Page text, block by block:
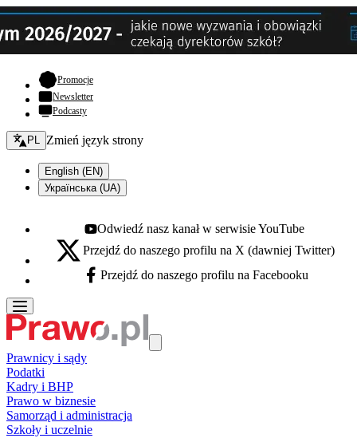
Promocje- otwiera się w nowej karcie
Newsletter
Podcasty
Zmień język - bieżący:
PL Zmień język strony
English (EN)
Українська (UA)
Youtube - otwiera się w nowej karcie
Odwiedź nasz kanał w serwisie YouTube
X - otwiera się w nowej karcie
Przejdź do naszego profilu na X (dawniej Twitter)
Facebook - otwiera się w nowej karcie
Przejdź do naszego profilu na Facebooku
Prawnicy i sądy
Podatki
Kadry i BHP
Prawo w biznesie
Samorząd i administracja
Szkoły i uczelnie